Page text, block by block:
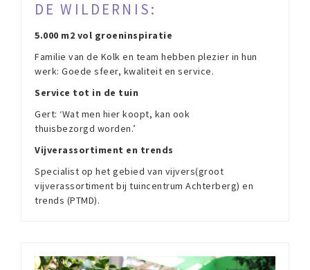
DE WILDERNIS:
5.000 m2 vol groeninspiratie
Familie van de Kolk en team hebben plezier in hun
werk: Goede sfeer, kwaliteit en service.
Service tot in de tuin
Gert: ‘Wat men hier koopt, kan ook
thuisbezorgd worden.’
Vijverassortiment en trends
Specialist op het gebied van vijvers(groot
vijverassortiment bij tuincentrum Achterberg) en
trends (PTMD).